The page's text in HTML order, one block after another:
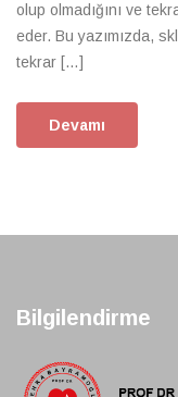
olup olmadığını ve
eder. Bu yazımızda,
tekrar […]
Devamı
Bilgilendirme